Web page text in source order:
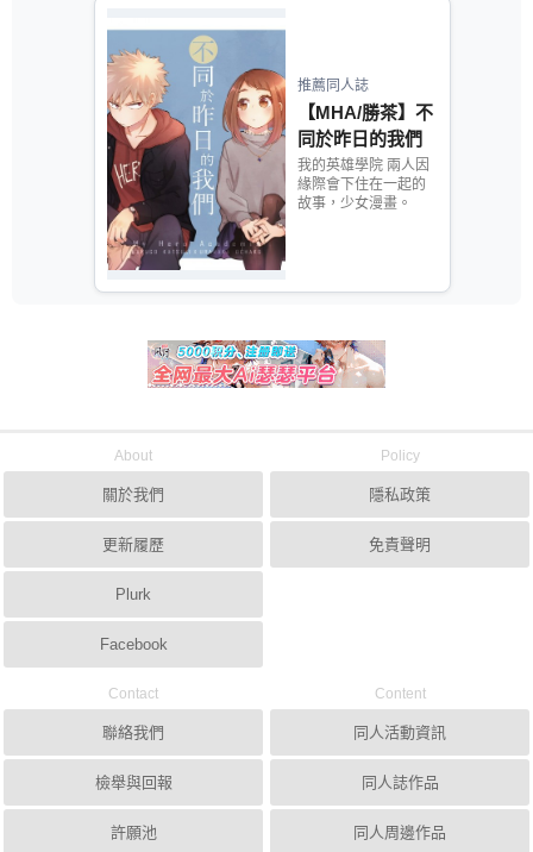
推薦同人誌
【MHA/勝茶】不
同於昨日的我們
我的英雄學院 兩人因
緣際會下住在一起的
故事，少女漫畫。
About
關於我們
更新履歷
Plurk
Facebook
Policy
隱私政策
免責聲明
Contact
聯絡我們
檢舉與回報
許願池
Content
同人活動資訊
同人誌作品
同人周邊作品